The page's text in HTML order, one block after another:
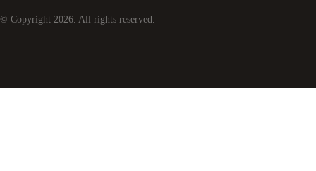
© Copyright 2026 . All rights reserved.